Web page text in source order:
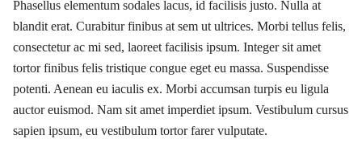
Phasellus elementum sodales lacus, id facilisis justo. Nulla at
blandit erat. Curabitur finibus at sem ut ultrices. Morbi tellus felis,
consectetur ac mi sed, laoreet facilisis ipsum. Integer sit amet
tortor finibus felis tristique congue eget eu massa. Suspendisse
potenti. Aenean eu iaculis ex. Morbi accumsan turpis eu ligula
auctor euismod. Nam sit amet imperdiet ipsum. Vestibulum cursus
sapien ipsum, eu vestibulum tortor farer vulputate.